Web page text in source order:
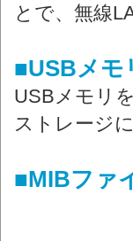
とで、無線
■USBメモ
USBメモリ
ストレージ
■MIBファ